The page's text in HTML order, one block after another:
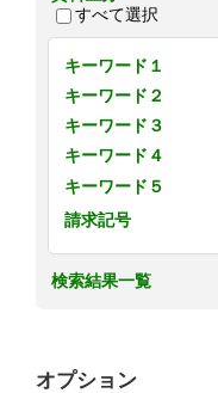
すべて選択
キーワード１
キーワード２
キーワード３
キーワード４
キーワード５
請求記号
検索結果一覧
オプション